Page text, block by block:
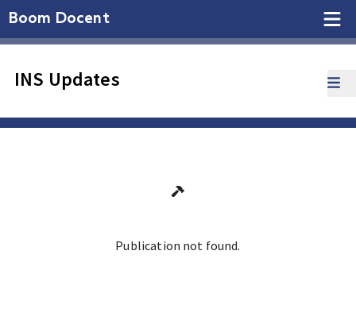
Boom Docent
INS Updates
Publication not found.